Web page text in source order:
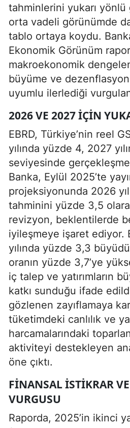
tahminlerini yukarı
orta vadeli görünümde
tablo ortaya koydu.
Ekonomik Görünüm
makroekonomik
büyüme ve
uyumlu ilerlediği
2026 VE 2027 İÇIN
EBRD, Türkiye’nin reel
yılında yüzde 4, 2027
seviyesinde
Banka, Eylül 2025’te
projeksiyonunda 2026
tahminini yüzde 3,5
revizyon, beklentilerde
iyileşmeye işaret ediyor.
yılında yüzde 3,3
oranın yüzde 3,7’ye
iç talep ve yatırımların
katkı sunduğu ifade
gözlenen zayıflamaya
tüketimdeki canlılık ve
harcamalarındaki
aktiviteyi destekleyen
öne çıktı.
FINANSAL İSTIKRAR
VURGUSU
Raporda, 2025’in ikinci